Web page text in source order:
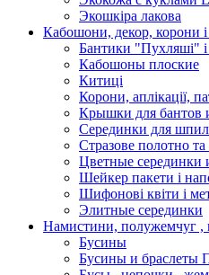
Экошкiра лакова
Кабошони, декор, корони і
Бантики "Пухляші"
Кабошоны плоские
Китиці
Корони, аплікації,
Крышки для бантов
Серединки для
Стразове полотно
Цветные серединки
Шейкер пакети і
Шифонові квіти і
Элитные серединки
Намистини, полужемчуг ,
Бусины
Бусины и браслеты